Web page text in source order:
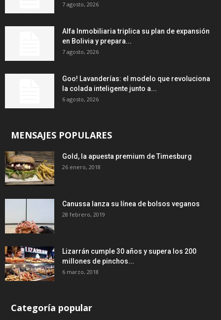
7 agosto, 2026
Alfa Inmobiliaria triplica su plan de expansión
en Bolivia y prepara...
7 agosto, 2026
Goo! Lavanderías: el modelo que revoluciona
la colada inteligente junto a...
6 agosto, 2026
MENSAJES POPULARES
Gold, la apuesta premium de Timesburg
26 enero, 2018
Canussa lanza su línea de bolsos veganos
28 febrero, 2019
Lizarrán cumple 30 años y supera los 200
millones de pinchos...
6 marzo, 2018
Categoría popular